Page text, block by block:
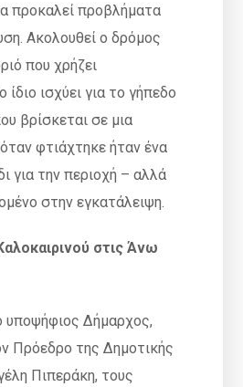
προκαλεί προβλήματα
Ακολουθεί ο δρόμος
που χρήζει
ισχύει για το γήπεδο
βρίσκεται σε μια
φτιάχτηκε ήταν ένα
για την περιοχή – αλλά
στην εγκατάλειψη.
στις Άνω
υποψήφιος Δήμαρχος,
Πρόεδρο της Δημοτικής
Πιπεράκη, τους